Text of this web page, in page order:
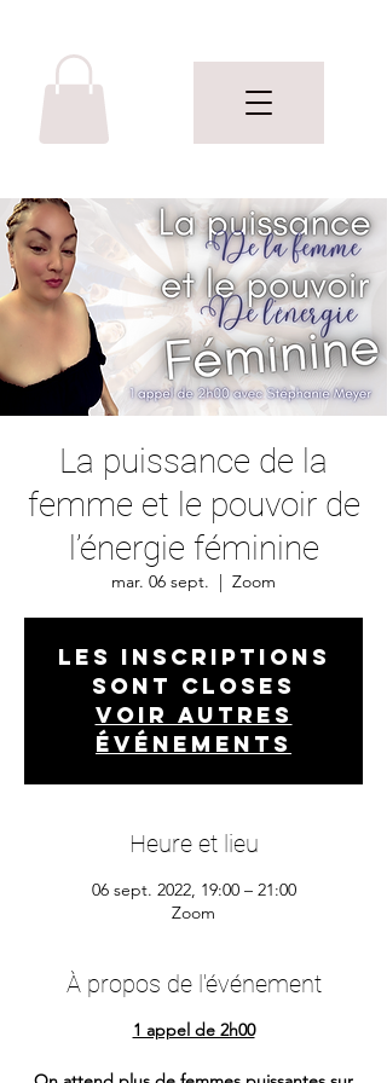
La puissance de la
femme et le pouvoir de
l’énergie féminine
mar. 06 sept.
  |
Zoom
Les inscriptions
sont closes
Voir autres
événements
Heure et lieu
06 sept. 2022, 19:00 – 21:00
Zoom
À propos de l'événement
1 appel de 2h00